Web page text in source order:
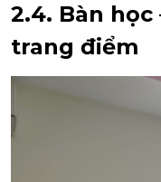
2.4. Bàn học
trang điểm